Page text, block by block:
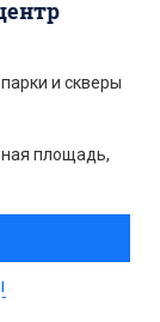
и скверы
площадь,